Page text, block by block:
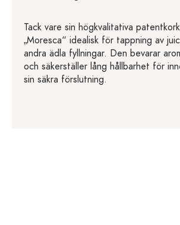
Tack vare sin högkvalitativa
„Moresca“ idealisk för tappning av
andra ädla fyllningar. Den bevarar
och säkerställer lång hållbarhet för
sin säkra förslutning.